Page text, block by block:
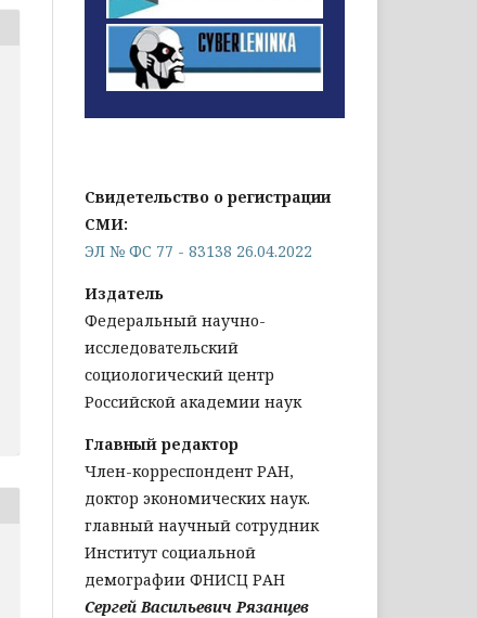
Свидетельство о регистрации
СМИ:
ЭЛ № ФС 77 - 83138 26.04.2022
Издатель
Федеральный научно-
исследовательский
социологический центр
Российской академии наук
Главный редактор
Член-корреспондент РАН,
доктор экономических наук.
главный научный сотрудник
Институт социальной
демографии ФНИСЦ РАН
Сергей Васильевич Рязанцев